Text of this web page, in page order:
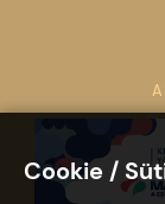
Cookie /